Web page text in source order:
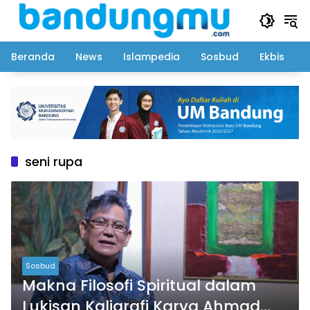
Langsung
Beranda
News Islampedia Sosbud Ekbis
seni rupa
Sosbud
Makna Filosofi Spiritual dalam